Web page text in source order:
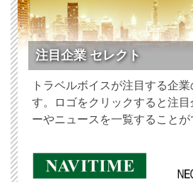
注目企業 セレクト
トラベルボイスが注目する企
す。ロゴをクリックすると注目
ーやニュースを一覧することが